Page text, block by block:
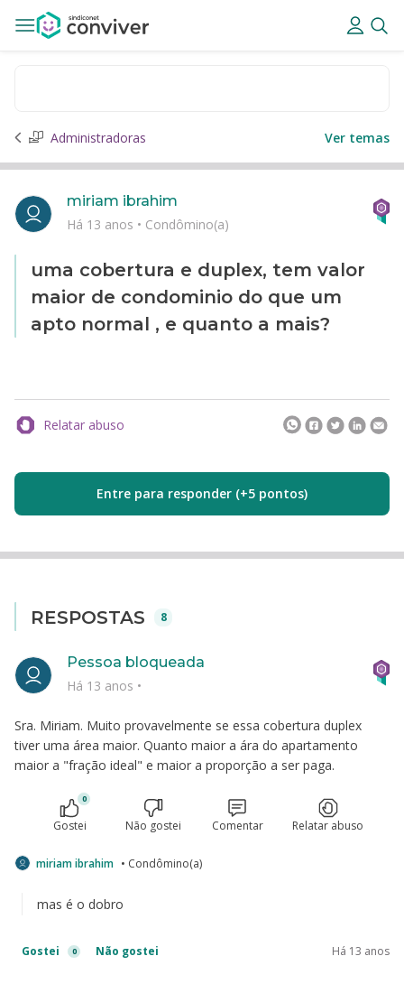
Administradoras Ver temas
uma cobertura e duplex, tem valor
maior de condominio do que um
apto normal , e quanto a mais?
miriam ibrahim
Há 13 anos • Condômino(a)
Relatar abuso
Entre para responder (+5 pontos)
RESPOSTAS 8
Sra. Miriam. Muito provavelmente se essa cobertura duplex
tiver uma área maior. Quanto maior a ára do apartamento
maior a "fração ideal" e maior a proporção a ser paga.
Pessoa bloqueada
Há 13 anos •
0
Gostei Não gostei Comentar Relatar abuso
miriam ibrahim • Condômino(a)
mas é o dobro
Gostei 0 Não gostei Há 13 anos